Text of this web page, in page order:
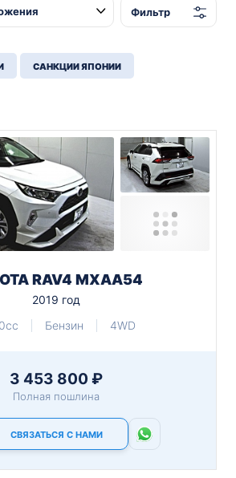
Фильтр
САНКЦИИ ЯПОНИИ
RAV4 MXAA54
2019 год
Бензин 4WD
3 453 800 ₽
Полная пошлина
СВЯЗАТЬСЯ С НАМИ